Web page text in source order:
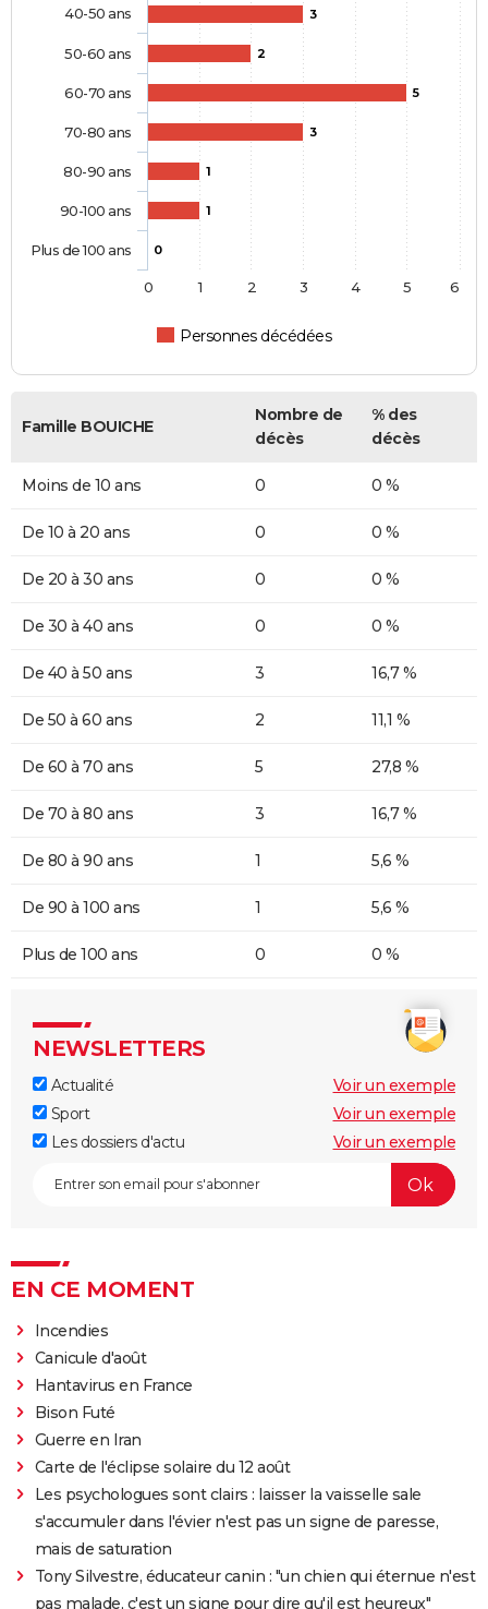
3
2
5
3
1
1
0
Personnes décédées
40-50 ans
50-60 ans
60-70 ans
70-80 ans
80-90 ans
90-100 ans
Plus de 100 ans
0 1 2 3 4 5 6
Famille BOUICHE
Nombre de
décès
% des
décès
Moins de 10 ans 0 0 %
De 10 à 20 ans 0 0 %
De 20 à 30 ans 0 0 %
De 30 à 40 ans 0 0 %
De 40 à 50 ans 3 16,7 %
De 50 à 60 ans 2 11,1 %
De 60 à 70 ans 5 27,8 %
De 70 à 80 ans 3 16,7 %
De 80 à 90 ans 1 5,6 %
De 90 à 100 ans 1 5,6 %
Plus de 100 ans 0 0 %
NEWSLETTERS
Actualité
Voir un exemple
Sport
Voir un exemple
Les dossiers d'actu
Voir un exemple
EN CE MOMENT
Incendies
Canicule d'août
Hantavirus en France
Bison Futé
Guerre en Iran
Carte de l'éclipse solaire du 12 août
Les psychologues sont clairs : laisser la vaisselle sale
s'accumuler dans l'évier n'est pas un signe de paresse,
mais de saturation
Tony Silvestre, éducateur canin : "un chien qui éternue n'est
pas malade, c'est un signe pour dire qu'il est heureux"